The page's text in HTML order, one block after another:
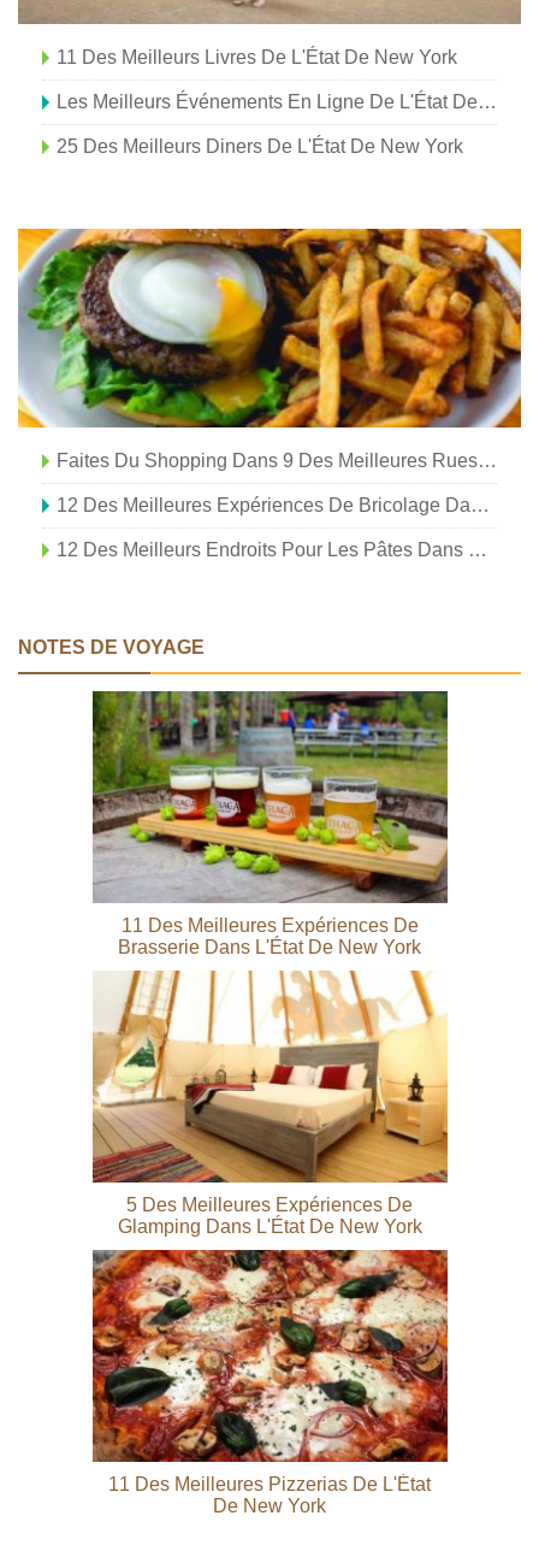
11 Des Meilleurs Livres De L'État De New York
Les Meilleurs Événements En Ligne De L'État De New York, Visites Virtuelles, Et Caméras En Direct
25 Des Meilleurs Diners De L'État De New York
Faites Du Shopping Dans 9 Des Meilleures Rues Principales De L'État De New York
12 Des Meilleures Expériences De Bricolage Dans L'État De New York
12 Des Meilleurs Endroits Pour Les Pâtes Dans L'État De New York
NOTES DE VOYAGE
11 Des Meilleures Expériences De
Brasserie Dans L'État De New York
5 Des Meilleures Expériences De
Glamping Dans L'État De New York
11 Des Meilleures Pizzerias De L'État
De New York